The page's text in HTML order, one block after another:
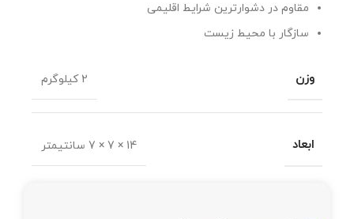
مقاوم در دشوارترین شرایط اقلیمی
سازگار با محیط زیست
وزن 2 کیلوگرم
ابعاد 14 × 7 × 7 سانتیمتر